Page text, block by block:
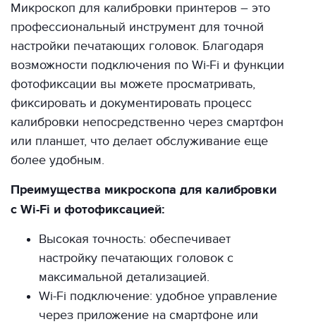
Микроскоп для калибровки принтеров – это
профессиональный инструмент для точной
настройки печатающих головок. Благодаря
возможности подключения по Wi-Fi и функции
фотофиксации вы можете просматривать,
фиксировать и документировать процесс
калибровки непосредственно через смартфон
или планшет, что делает обслуживание еще
более удобным.
Преимущества микроскопа для калибровки
с Wi-Fi и фотофиксацией:
Высокая точность: обеспечивает
настройку печатающих головок с
максимальной детализацией.
Wi-Fi подключение: удобное управление
через приложение на смартфоне или